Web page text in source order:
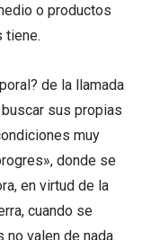
o productos
tiene.
de la llamada
sus propias
muy
donde se
en virtud de la
cuando se
valen de nada.